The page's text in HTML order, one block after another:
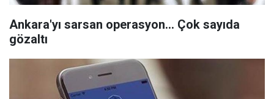
Ankara'yı sarsan operasyon... Çok sayıda
gözaltı